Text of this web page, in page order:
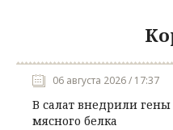
06 августа 2026 / 17:37
В салат внедрили
мясного белка